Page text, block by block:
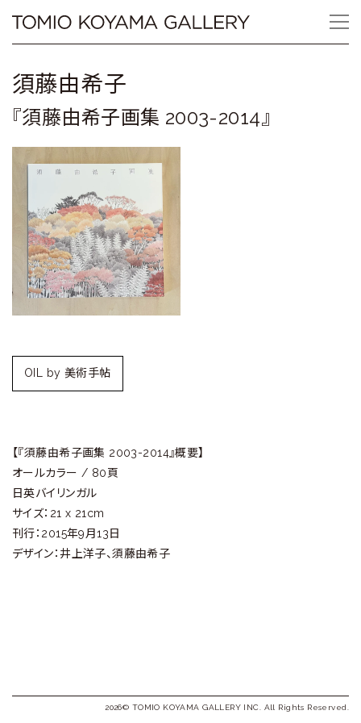
content
Tomio
Gallery
小
山
美
夫
ギ
ラ
​須藤由希子
『須藤由希子画集 2003-2014』
OIL by 美術手帖
【『須藤由希子画集 2003-2014』概要】
オールカラー / 80頁
日英バイリンガル
サイズ：21 x 21cm
刊行：2015年9月13日
デザイン：井上洋子、須藤由希子
2026© TOMIO KOYAMA GALLERY INC. All Rights Reserved.